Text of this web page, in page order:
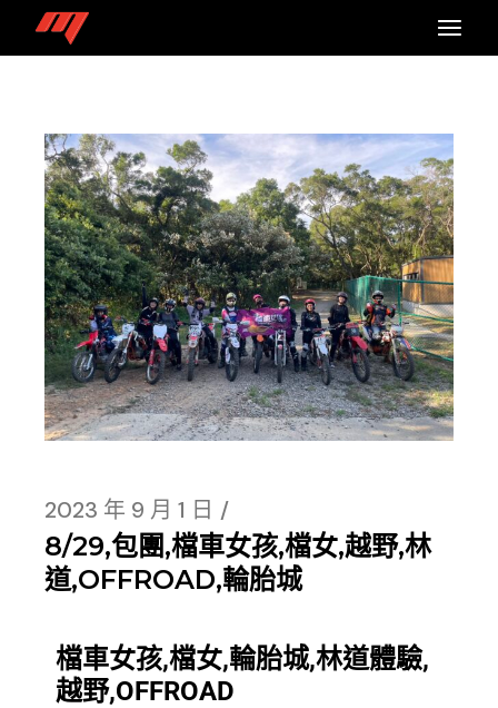
2023 年 9 月 1 日
8/29,包團,檔車女孩,檔女,越野,林
道,OFFROAD,輪胎城
檔車女孩,檔女,輪胎城,林道體驗,
越野,OFFROAD